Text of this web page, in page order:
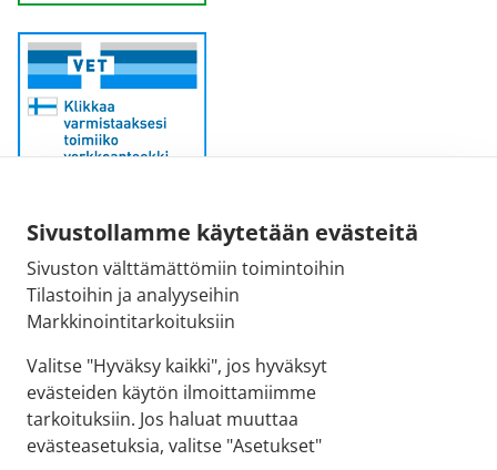
Sivustollamme käytetään evästeitä
Sivuston välttämättömiin toimintoihin
Tilastoihin ja analyyseihin
Markkinointitarkoituksiin
Valitse "Hyväksy kaikki", jos hyväksyt
evästeiden käytön ilmoittamiimme
tarkoituksiin. Jos haluat muuttaa
evästeasetuksia, valitse "Asetukset"
Sähköpostiosoite:
kirjaamo@fimea.fi
Fimean vaihde:
029 522 3341